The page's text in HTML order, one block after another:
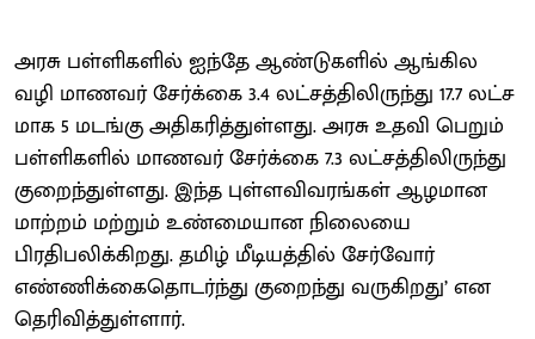
அரசு பள்​ளி​களில் ஐந்தே ஆண்​டு​களில் ஆங்​கில
வழி மாணவர் சேர்க்கை 3.4 லட்​சத்​திலிருந்து 17.7 லட்​ச​
மாக 5 மடங்கு அதி​கரித்​துள்​ளது. அரசு உதவி பெறும்
பள்ளிகளில் மாணவர் சேர்க்கை 7.3 லட்சத்திலிருந்து
குறைந்துள்ளது. இந்த புள்ளவிவரங்கள் ஆழமான
மாற்றம் மற்றும் உண்மையான நிலையை
பிரதிபலிக்கிறது. தமிழ் மீடியத்தில் சேர்வோர்
எண்ணிக்கைதொடர்ந்து குறைந்து வருகிறது’ என
தெரிவித்துள்ளார்.